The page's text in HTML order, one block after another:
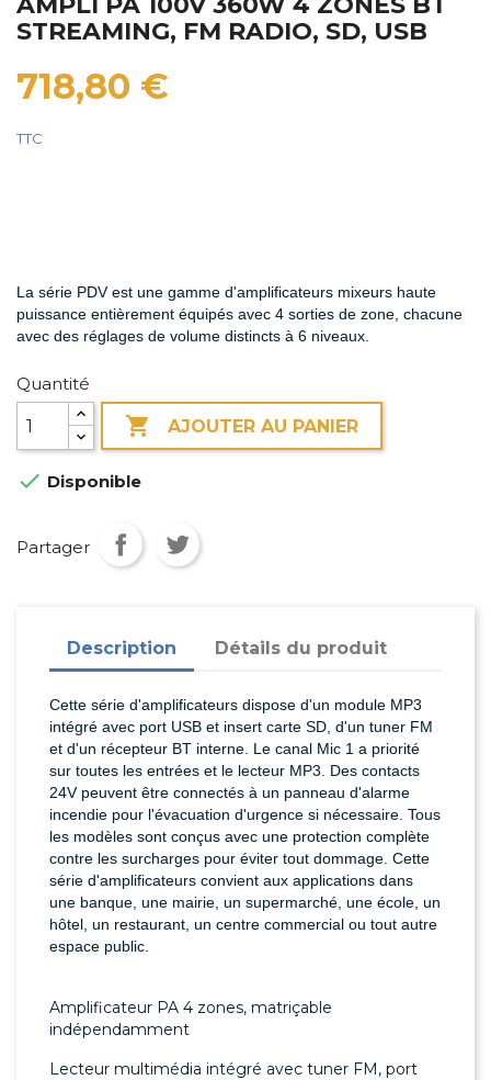
STREAMING, FM RADIO, SD, USB
718,80 €
TTC
La série PDV est une gamme d'amplificateurs mixeurs haute
puissance entièrement équipés avec 4 sorties de zone, chacune
avec des réglages de volume distincts à 6 niveaux.
Quantité
 AJOUTER AU PANIER
 Disponible
Partager
Description Détails du produit
Cette série d'amplificateurs dispose d'un module MP3
intégré avec port USB et insert carte SD, d'un tuner FM
et d'un récepteur BT interne. Le canal Mic 1 a priorité
sur toutes les entrées et le lecteur MP3. Des contacts
24V peuvent être connectés à un panneau d'alarme
incendie pour l'évacuation d'urgence si nécessaire. Tous
les modèles sont conçus avec une protection complète
contre les surcharges pour éviter tout dommage. Cette
série d'amplificateurs convient aux applications dans
une banque, une mairie, un supermarché, une école, un
hôtel, un restaurant, un centre commercial ou tout autre
espace public.
Amplificateur PA 4 zones, matriçable
indépendamment
Lecteur multimédia intégré avec tuner FM, port